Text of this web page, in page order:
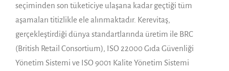
seçiminden son tüketiciye ulaşana kadar geçtiği tüm
aşamaları titizlikle ele alınmaktadır. Kerevitaş,
gerçekleştirdiği dünya standartlarında üretim ile BRC
(British Retail Consortium), ISO 22000 Gıda Güvenliği
Yönetim Sistemi ve ISO 9001 Kalite Yönetim Sistemi